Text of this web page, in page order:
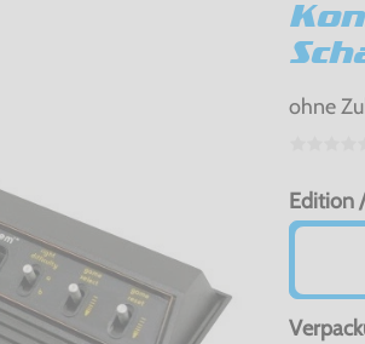
ohne
Edition